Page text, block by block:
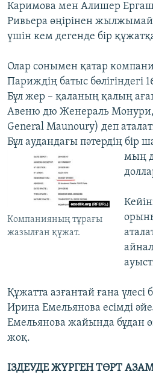
Каримова мен Алишер
Ривьера өңірінен
үшін кем дегенде бір
Олар сонымен қатар
Париждің батыс бөлігіндегі
Бұл жер – қаланың қалың
Авеню дю Женераль Монури,
General Maunoury) деп
Бұл аудандағы пәтердің бір
Компанияның тұрағы
жазылған құжат.
мың
Құжатта азғантай ғана үлесі
Ирина Емельянова есімді
Емельянова жайында бұдан
жоқ.
ІЗДЕУДЕ ЖҮРГЕН ТӨРТ